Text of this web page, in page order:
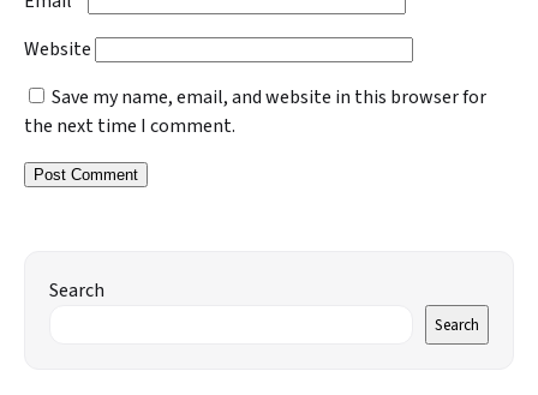
Website
Save my name, email, and website in this browser for
the next time I comment.
Search
Search